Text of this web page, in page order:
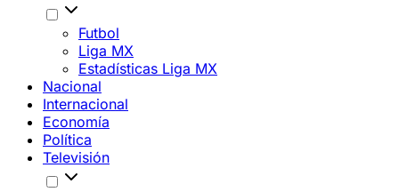
Futbol
Liga MX
Estadísticas Liga MX
Nacional
Internacional
Economía
Política
Televisión